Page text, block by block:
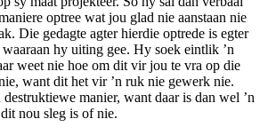
optree wat jou glad nie aanstaan nie
Die gedagte agter hierdie optrede is egter
waaraan hy uiting gee. Hy soek eintlik ’n
weet nie hoe om dit vir jou te vra op die
want dit het vir ’n ruk nie gewerk nie.
manier, want daar is dan wel ’n
nou sleg is of nie.